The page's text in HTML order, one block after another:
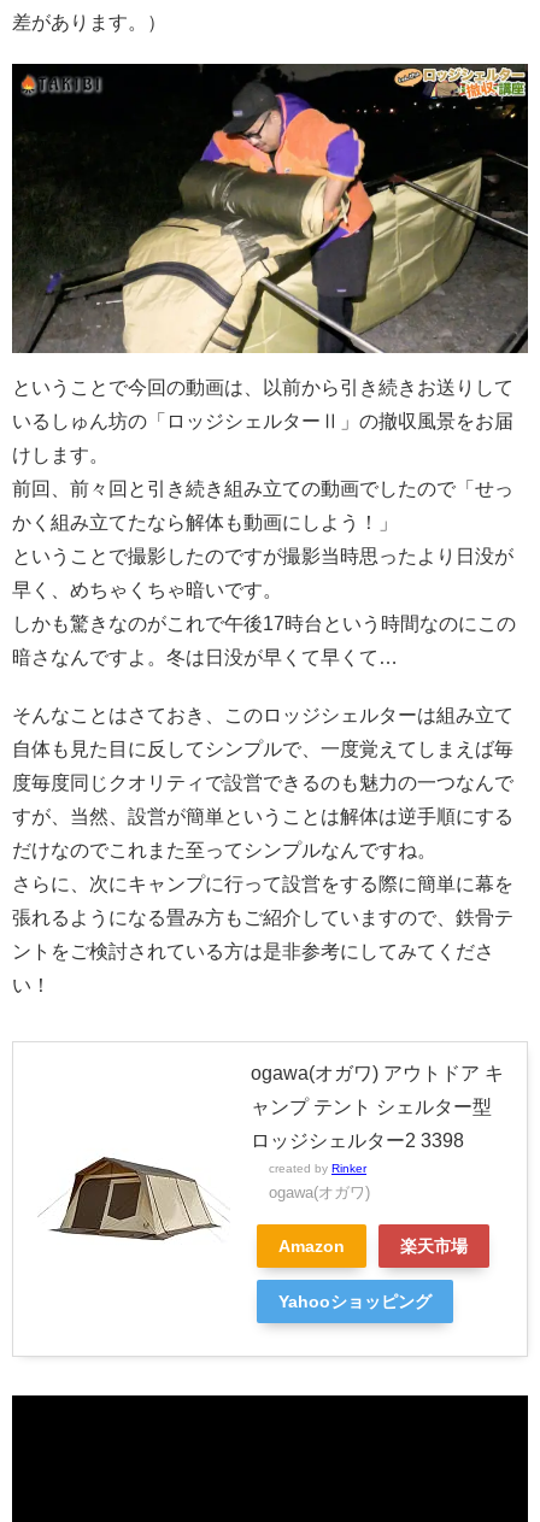
差があります。）
ということで今回の動画は、以前から引き続きお送りして
いるしゅん坊の「ロッジシェルターⅡ」の撤収風景をお届
けします。
前回、前々回と引き続き組み立ての動画でしたので「せっ
かく組み立てたなら解体も動画にしよう！」
ということで撮影したのですが撮影当時思ったより日没が
早く、めちゃくちゃ暗いです。
しかも驚きなのがこれで午後17時台という時間なのにこの
暗さなんですよ。冬は日没が早くて早くて…
そんなことはさておき、このロッジシェルターは組み立て
自体も見た目に反してシンプルで、一度覚えてしまえば毎
度毎度同じクオリティで設営できるのも魅力の一つなんで
すが、当然、設営が簡単ということは解体は逆手順にする
だけなのでこれまた至ってシンプルなんですね。
さらに、次にキャンプに行って設営をする際に簡単に幕を
張れるようになる畳み方もご紹介していますので、鉄骨テ
ントをご検討されている方は是非参考にしてみてくださ
い！
ogawa(オガワ) アウトドア キ
ャンプ テント シェルター型
ロッジシェルター2 3398
created by Rinker
ogawa(オガワ)
Amazon 楽天市場
Yahooショッピング